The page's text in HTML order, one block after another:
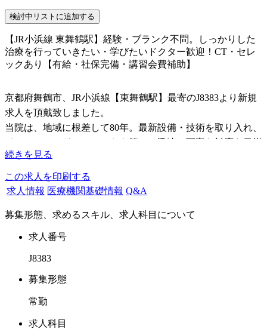
【JR小浜線 東舞鶴駅】経験・ブランク不問。しっかりした
治療を行っていきたい・学びたいドクター歓迎！CT・セレ
ックあり【有給・社保完備・講習会費補助】
京都府舞鶴市、JR小浜線【東舞鶴駅】最寄のJ8383より新規
求人を頂戴致しました。
当院は、地域に根差して80年。最新設備・技術を取り入れ、
インフォームドコンセントを第一に迅速で丁寧な対応を目指
しています。
滅菌対策、ウイルス予防対策も万全に整え、従業員・患者様
に清潔で安全な医療サービスと提供しております。
この度は、在籍ドクター退職に伴い後任ドクターの募集とな
ります。
外来につきましては、保険診療とともに自費診療にも力を入
れており
こなっております。
続きを見る
この求人を印刷する
求人情報 医療機関基礎情報 Q&A
募集形態、求めるスキル、求人科目について
求人番号
J8383
募集形態
常勤
求人科目